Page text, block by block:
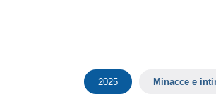
2025 Minacce e